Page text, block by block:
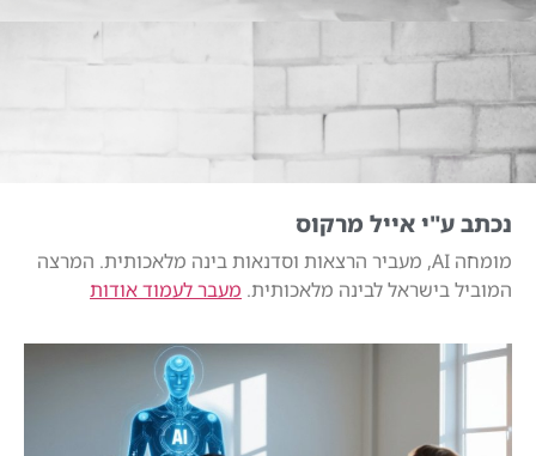
נכתב ע"י אייל מרקוס
מומחה AI, מעביר הרצאות וסדנאות בינה מלאכותית. המרצה
המוביל בישראל לבינה מלאכותית. מעבר לעמוד אודות